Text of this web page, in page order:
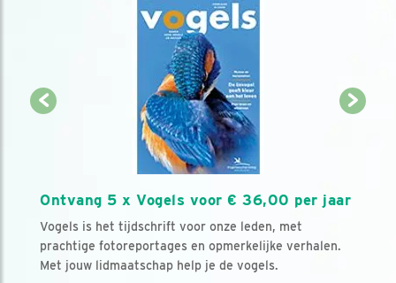
Ontvang 5 x Vogels voor € 36,00 per jaar
Vogels is het tijdschrift voor onze leden, met
prachtige fotoreportages en opmerkelijke verhalen.
Met jouw lidmaatschap help je de vogels.